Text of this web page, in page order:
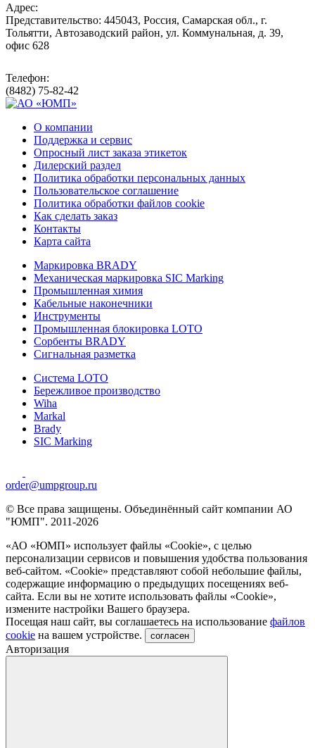
Адрес:
Представительство: 445043, Россия, Самарская обл., г.
Тольятти, Автозаводский район, ул. Коммунальная, д. 39,
офис 628
Телефон:
(8482) 75-82-42
О компании
Поддержка и сервис
Опросный лист заказа этикеток
Дилерский раздел
Политика обработки персональных данных
Пользовательское соглашение
Политика обработки файлов cookie
Как сделать заказ
Контакты
Карта сайта
Маркировка BRADY
Механическая маркировка SIC Marking
Промышленная химия
Кабельные наконечники
Инструменты
Промышленная блокировка LOTO
Сорбенты BRADY
Сигнальная разметка
Система LOTO
Бережливое производство
Wiha
Markal
Brady
SIC Marking
order@umpgroup.ru
© Все права защищены. Объединённый сайт компании АО
"ЮМП". 2011-2026
«АО «ЮМП» использует файлы «Сookie», с целью
персонализации сервисов и повышения удобства пользования
веб-сайтом. «Cookie» представляют собой небольшие файлы,
содержащие информацию о предыдущих посещениях веб-
сайта. Если вы не хотите использовать файлы «Сookie»,
измените настройки Вашего браузера.
Посещая наш сайт, вы соглашаетесь на использование файлов
cookie на вашем устройстве. согласен
Авторизация